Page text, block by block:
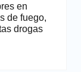
en
de fuego,
drogas